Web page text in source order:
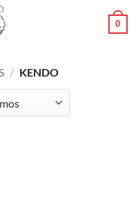
0
/ KENDO